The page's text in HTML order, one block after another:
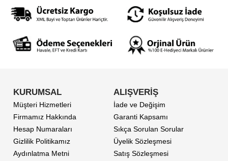
KURUMSAL
Müşteri Hizmetleri
Firmamız Hakkında
Hesap Numaraları
Gizlilik Politikamız
Aydınlatma Metni
ALIŞVERİŞ
İade ve Değişim
Garanti Kapsamı
Sıkça Sorulan Sorular
Üyelik Sözleşmesi
Satış Sözleşmesi